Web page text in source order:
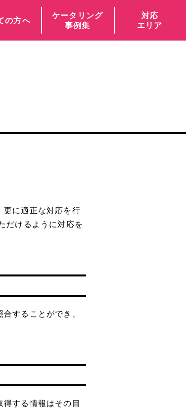
の方へ
ケータリング
事例集
対応
エリア
更に適正な対応を行
だけるように対応を
することができ、
する情報はその目